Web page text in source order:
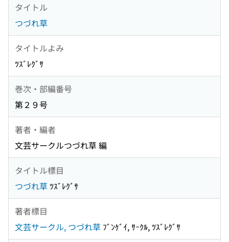
タイトル
つづれ草
タイトルよみ
ﾂｽﾞﾚｸﾞｻ
巻次・部編番号
第２９号
著者・編者
文芸サークルつづれ草 編
タイトル標目
つづれ草 ﾂｽﾞﾚｸﾞｻ
著者標目
文芸サークル, つづれ草 ﾌﾞﾝｹﾞｲ, ｻｰｸﾙ, ﾂｽﾞﾚｸﾞｻ